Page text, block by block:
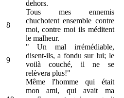
dehors.
8
Tous mes ennemis
chuchotent ensemble contre
moi, contre moi ils méditent
le malheur.
9
" Un mal irrémédiable,
disent-ils, a fondu sur lui; le
voilà couché, il ne se
relèvera plus!"
Même l'homme qui était
mon ami, qui avait ma